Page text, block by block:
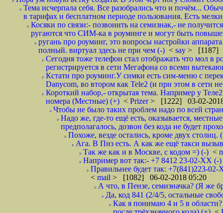
Тема исчерпала себя. Все разобрались что и почём...
в тарифах и бесплатном периоде пользования. Есть
Косяки по связи:- позвонить на семизнак,- не
ругаются что СИМ-ка в роуминге и могут быть
ругань про роуминг, это вопросы настройки
полный. виртуал здесь не при чем (-) < say > [1187]
Сегодня тоже телефон стал отображать что мол в
регистрируется в сети Мегафона со всеми
Кстати про роуминг.У симки есть сим-меню с
Danycom, во втором как Tele2 (и при этом в сети
Короткий набор,- открытая тема. Например у
номера (Местные) (+) < Prizer> [1222] 03-02-
Чтобы не было таких проблем надо по всей
Надо же, где-то ещё есть, оказывается,
предполагалось, дозвон без кода не будет
Похоже, везде остались, кроме двух
Ага. В Пнз есть. А как же ещё такси
Так же как и в Москве, с кодом =) (-) <
Например вот так:- +7 8412 23-02-ХХ (-
Правильнее будет так: +7(841)223-
< mail > [1082] 06-02-2018 05:20
А что, в Пензе, семизначка? (Я же
Да, код 841 (2/4/5, остальные
Как я понимаю 4 и 5 в